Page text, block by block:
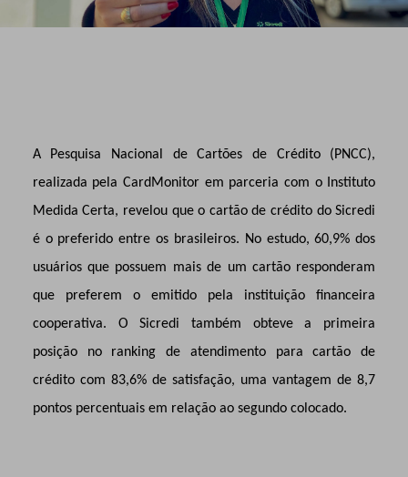
A Pesquisa Nacional de Cartões de Crédito (PNCC),
realizada pela CardMonitor em parceria com o Instituto
Medida Certa, revelou que o cartão de crédito do Sicredi
é o preferido entre os brasileiros. No estudo, 60,9% dos
usuários que possuem mais de um cartão responderam
que preferem o emitido pela instituição financeira
cooperativa. O Sicredi também obteve a primeira
posição no ranking de atendimento para cartão de
crédito com 83,6% de satisfação, uma vantagem de 8,7
pontos percentuais em relação ao segundo colocado.